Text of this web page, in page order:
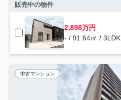
販売中の物件
2,898万円
- / 91.64㎡ / 3LDK
中古マンション